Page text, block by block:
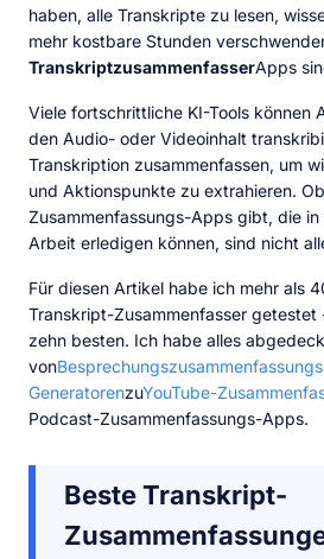
haben, alle Transkripte zu lesen,
mehr kostbare Stunden
TranskriptzusammenfasserApps
Viele fortschrittliche KI-Tools können
den Audio- oder Videoinhalt
Transkription zusammenfassen, um
und Aktionspunkte zu extrahieren.
Zusammenfassungs-Apps gibt, die in
Arbeit erledigen können, sind nicht
Für diesen Artikel habe ich mehr als
Transkript-Zusammenfasser getestet
zehn besten. Ich habe alles
von
GeneratorenzuYouTube-
Podcast-Zusammenfassungs-Apps.
Beste Transkript-